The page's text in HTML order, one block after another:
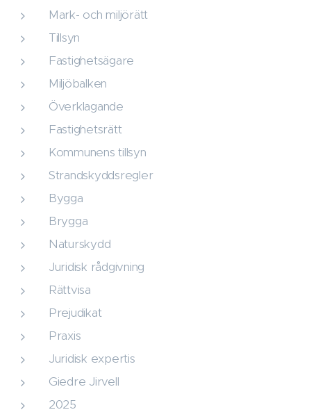
Mark- och miljörätt
Tillsyn
Fastighetsägare
Miljöbalken
Överklagande
Fastighetsrätt
Kommunens tillsyn
Strandskyddsregler
Bygga
Brygga
Naturskydd
Juridisk rådgivning
Rättvisa
Prejudikat
Praxis
Juridisk expertis
Giedre Jirvell
2025